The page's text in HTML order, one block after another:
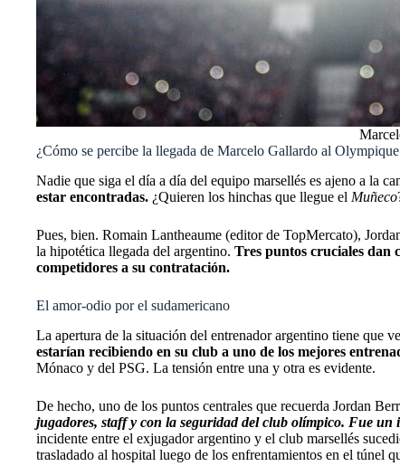
¿Cómo se percibe la llegada de Marcelo Gallardo al
Nadie que siga el día a día del equipo marsellés es ajeno a la
estar encontradas. ¿Quieren los hinchas que llegue el Muñeco
Pues, bien. Romain Lantheaume (editor de TopMercato),
la hipotética llegada del argentino. Tres puntos cruciales dan
competidores a su contratación.
El amor-odio por el sudamericano
La apertura de la situación del entrenador argentino tiene que
estarían recibiendo en su club a uno de los mejores
Mónaco y del PSG. La tensión entre una y otra es evidente.
De hecho, uno de los puntos centrales que recuerda Jordan
jugadores, staff y con la seguridad del club olímpico. Fue un
incidente entre el exjugador argentino y el club marsellés
trasladado al hospital luego de los enfrentamientos en el túnel